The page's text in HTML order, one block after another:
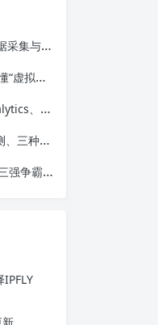
隐形刚需”
非法边界
度对比
五个工具
执行代理”？
IPFLY